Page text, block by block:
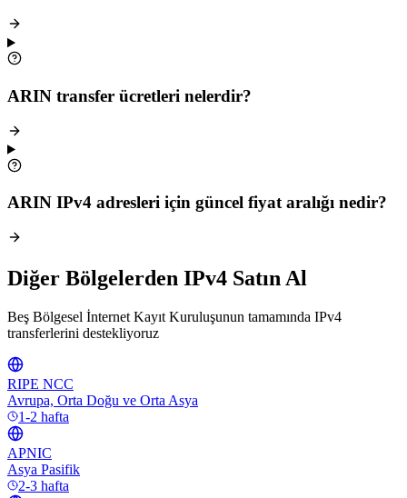
ARIN transfer ücretleri nelerdir?
ARIN IPv4 adresleri için güncel fiyat aralığı nedir?
Diğer Bölgelerden IPv4 Satın Al
Beş Bölgesel İnternet Kayıt Kuruluşunun tamamında IPv4
transferlerini destekliyoruz
RIPE NCC
Avrupa, Orta Doğu ve Orta Asya
1-2 hafta
APNIC
Asya Pasifik
2-3 hafta